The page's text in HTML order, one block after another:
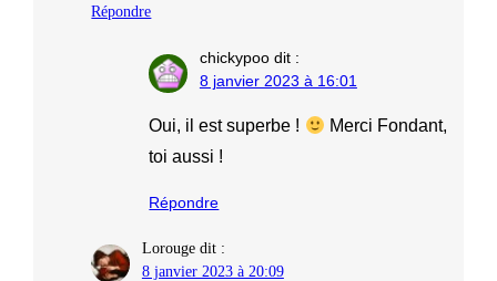
Répondre
chickypoo dit :
8 janvier 2023 à 16:01
Oui, il est superbe !
Merci Fondant,
toi aussi !
Répondre
Lorouge dit :
8 janvier 2023 à 20:09